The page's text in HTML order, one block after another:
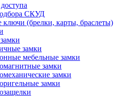
СКУД
(брелки, карты, браслеты)
замки
мебельные замки
замки
замки
замки